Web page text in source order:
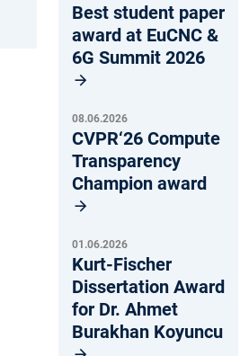
Best student paper
award at EuCNC &
6G Summit 2026
08.06.2026
CVPR‘26 Compute
Transparency
Champion award
01.06.2026
Kurt-Fischer
Dissertation Award
for Dr. Ahmet
Burakhan Koyuncu